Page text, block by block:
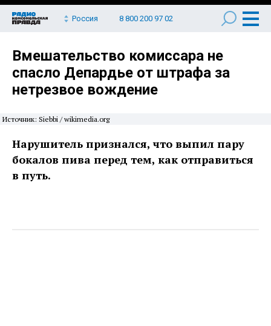
Россия 8 800 200 97 02
Вмешательство комиссара не
спасло Депардье от штрафа за
нетрезвое вождение
Источник: Siebbi / wikimedia.org
Нарушитель признался, что выпил пару
бокалов пива перед тем, как отправиться
в путь.